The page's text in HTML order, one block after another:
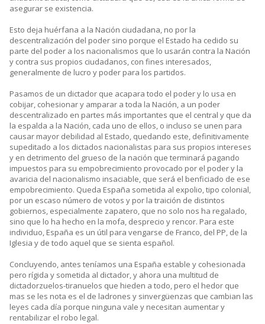
asegurar se existencia.
Esto deja huérfana a la Nación ciudadana, no por la
descentralización del poder sino porque el Estado ha cedido su
parte del poder a los nacionalismos que lo usarán contra la Nación
y contra sus propios ciudadanos, con fines interesados,
generalmente de lucro y poder para los partidos.
Pasamos de un dictador que acapara todo el poder y lo usa en
cobijar, cohesionar y amparar a toda la Nación, a un poder
descentralizado en partes más importantes que el central y que da
la espalda a la Nación, cada uno de ellos, o incluso se unen para
causar mayor debilidad al Estado, quedando este, definitivamente
supeditado a los dictados nacionalistas para sus propios intereses
y en detrimento del grueso de la nación que terminará pagando
impuestos para su empobrecimiento provocado por el poder y la
avaricia del nacionalismo insaciable, que será el benficiado de ese
empobrecimiento. Queda España sometida al expolio, tipo colonial,
por un escaso número de votos y por la traición de distintos
gobiernos, especialmente zapatero, que no solo nos ha regalado,
sino que lo ha hecho en la mofa, desprecio y rencor. Para este
individuo, España es un útil para vengarse de Franco, del PP, de la
Iglesia y de todo aquel que se sienta español.
Concluyendo, antes teníamos una España estable y cohesionada
pero rígida y sometida al dictador, y ahora una multitud de
dictadorzuelos-tiranuelos que hieden a todo, pero el hedor que
mas se les nota es el de ladrones y sinvergüenzas que cambian las
leyes cada día porque ninguna vale y necesitan aumentar y
rentabilizar el robo legal.